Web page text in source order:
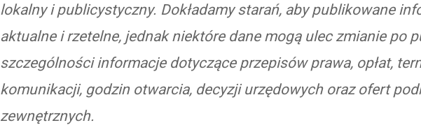
lokalny i publicystyczny. Dokładamy starań, aby publikowane
aktualne i rzetelne, jednak niektóre dane mogą ulec zmianie po
szczególności informacje dotyczące przepisów prawa, opłat,
komunikacji, godzin otwarcia, decyzji urzędowych oraz ofert
zewnętrznych.